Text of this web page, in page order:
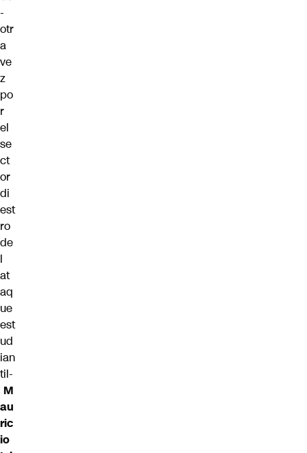
-
otr
a
ve
z
po
r
el
se
ct
or
di
est
ro
de
l
at
aq
ue
est
ud
ian
til-
M
au
ric
io